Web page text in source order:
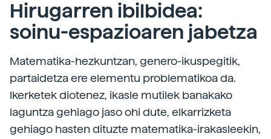
Hirugarren ibilbidea:
soinu-espazioaren jabetza
Matematika-hezkuntzan, genero-ikuspegitik,
partaidetza ere elementu problematikoa da.
Ikerketek diotenez, ikasle mutilek banakako
laguntza gehiago jaso ohi dute, elkarrizketa
gehiago hasten dituzte matematika-irakasleekin,